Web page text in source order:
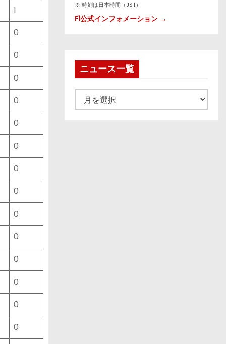
1
0
0
0
0
0
0
0
0
0
0
0
0
0
0
※ 時刻は日本時間（JST）
F1公式インフォメーション →
ニュース一覧
ュ